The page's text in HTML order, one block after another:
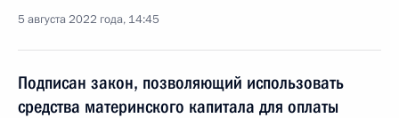
5 августа 2022 года, 14:45
Подписан закон, позволяющий использовать
средства материнского капитала для оплаты